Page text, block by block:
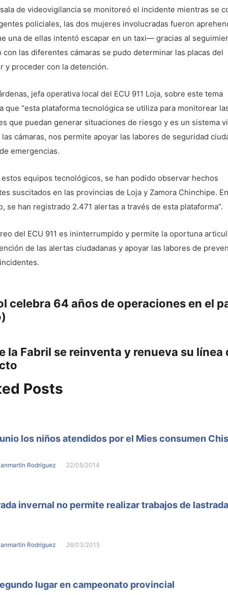
de videovigilancia se monitoreó el incidente mientras se
policiales, las dos mujeres involucradas fueron
una de ellas intentó escapar en un taxi— gracias al
con las diferentes cámaras se pudo determinar las placas del
y proceder con la detención.
jefa operativa local del ECU 911 Loja, sobre este tema
que “esta plataforma tecnológica se utiliza para monitorear
que puedan generar situaciones de riesgo y es un sistema
cámaras, nos permite apoyar las labores de seguridad
emergencias.
estos equipos tecnológicos, se han podido observar hechos
suscitados en las provincias de Loja y Zamora Chinchipe.
se han registrado 2.471 alertas a través de esta plataforma”.
del ECU 911 es ininterrumpido y permite la oportuna
de las alertas ciudadanas y apoyar las labores de
celebra 64 años de operaciones en el
la Fabril se reinventa y renueva su línea
Posts
los niños atendidos por el Mies consumen
Rodríguez 22/05/2014
invernal no permite realizar trabajos de
Rodríguez 26/03/2015
lugar en campeonato provincial